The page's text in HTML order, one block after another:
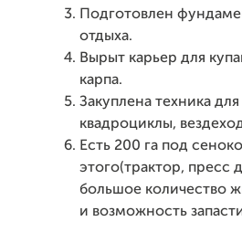
Подготовлен
отдыха.
Вырыт карьер для
карпа.
Закуплена техника
квадроциклы,
Есть 200 га под
этого(трактор, пресс
большое количество
и возможность